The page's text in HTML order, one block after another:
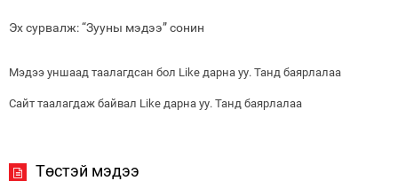
Эх сурвалж: “Зууны мэдээ” сонин
Мэдээ уншаад таалагдсан бол Like дарна уу. Танд баярлалаа
Сайт таалагдаж байвал Like дарна уу. Танд баярлалаа
Төстэй мэдээ